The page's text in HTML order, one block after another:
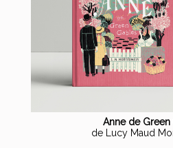
Anne de Green
de Lucy Maud